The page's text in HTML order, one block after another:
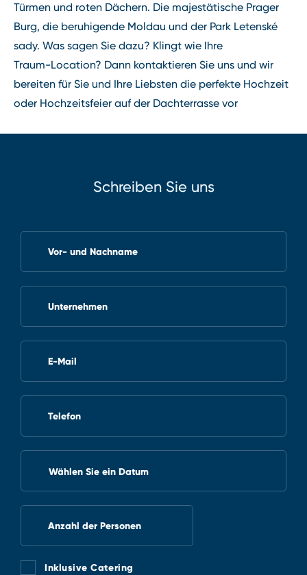
Türmen und roten Dächern. Die majestätische Prager
Burg, die beruhigende Moldau und der Park Letenské
sady. Was sagen Sie dazu? Klingt wie Ihre
Traum⁠-⁠Location? Dann kontaktieren Sie uns und wir
bereiten für Sie und Ihre Liebsten die perfekte Hochzeit
oder Hochzeitsfeier auf der Dachterrasse vor
Schreiben Sie uns
Vor- und Nachname
Unternehmen
E-Mail
Telefon
Wählen Sie ein Datum
Anzahl der Personen
Inklusive Catering